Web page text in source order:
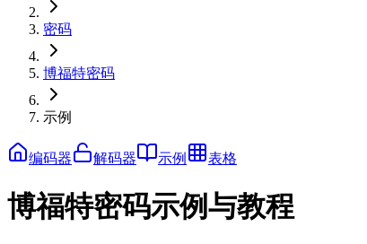
密码
博福特密码
示例
编码器 解码器 示例 表格
博福特密码示例与教程